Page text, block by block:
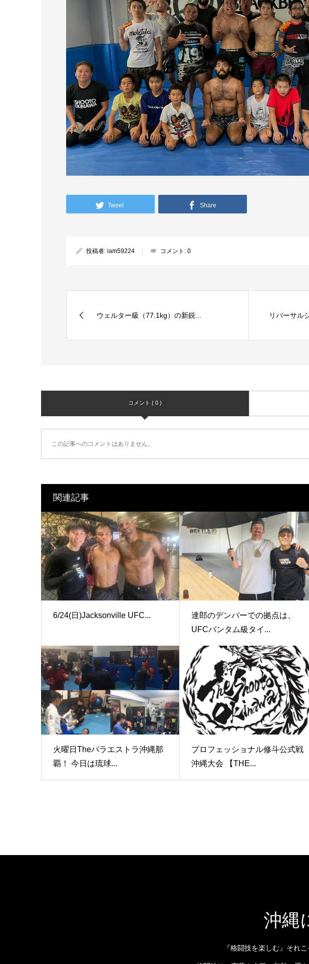
Tweet Share
投稿者: iam59224 コメント: 0
ウェルター級（77.1kg）の新鋭... リバーサル
コメント ( 0 )
この記事へのコメントはありません。
関連記事
6/24(日)Jacksonville UFC...
達郎のデンバーでの拠点は、
UFCバンタム級タイ...
火曜日Theパラエストラ沖縄那
覇！ 今日は琉球...
プロフェッショナル修斗公式戦
沖縄大会 【THE...
沖縄
『格闘技を楽しむ』それ